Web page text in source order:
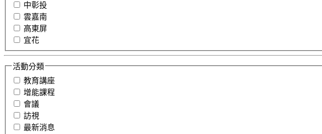
中彰投
雲嘉南
高東屏
宜花
活動分類
教育講座
增能課程
會議
訪視
最新消息